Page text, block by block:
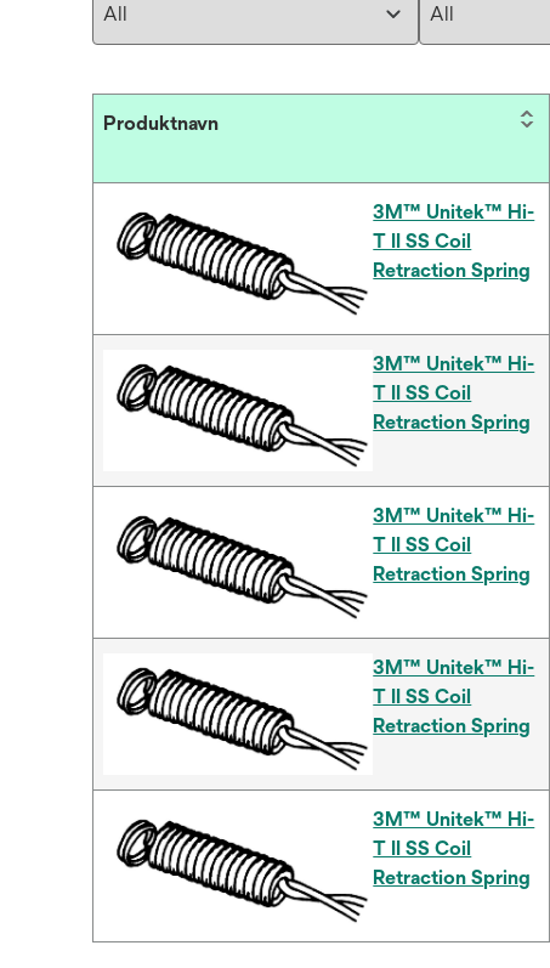
Produktnavn
3M™ Unitek™ Hi-
T II SS Coil
Retraction Spring
3M™ Unitek™ Hi-
T II SS Coil
Retraction Spring
3M™ Unitek™ Hi-
T II SS Coil
Retraction Spring
3M™ Unitek™ Hi-
T II SS Coil
Retraction Spring
3M™ Unitek™ Hi-
T II SS Coil
Retraction Spring